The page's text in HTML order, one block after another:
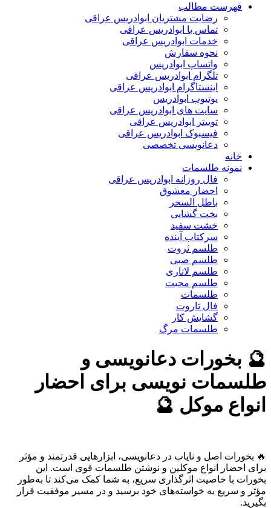
فهرست مطالب
رضایت مشتریان ابوادریس عراقی
تماس با ابوادریس عراقی
خدمات ابوادریس عراقی
نحوه سفارش
واتساپ ابوادریس
تلگرام ابوادریس عراقی
اینستاگرام ابوادریس عراقی
یوتیوب ابوادریس
سایت های ابوادریس عراقی
توییتر ابوادریس عراقی
فیسبوک ابوادریس عراقی
دعانویسی تخصصی
خانه
نمونه طلسمات
فال روزانه ابوادریس عراقی
احضار معشوق
باطل السحر
بخت گشایی
خشت سفید
سرکتاب آینده
طلسم ثروت
طلسم صبی
طلسم لاتاری
طلسم محبت
طلسمات
فال تاروت
گشایش کار
طلسمات مرگ
🔮 بخورات دعانویسی و
طلسمات نویسی برای احضار
انواع موکل 🔮
🔥 بخورات اصل و نایاب در دعانویسی، ابزارهایی قدرتمند و مؤثر
برای احضار انواع موکلین و نوشتن طلسمات قوی است. این
بخورات با خاصیت اثرگذاری سریع، به شما کمک می‌کند تا به‌طور
مؤثر و سریع به خواسته‌های خود برسید و در مسیر موفقیت قرار
بگیرید.